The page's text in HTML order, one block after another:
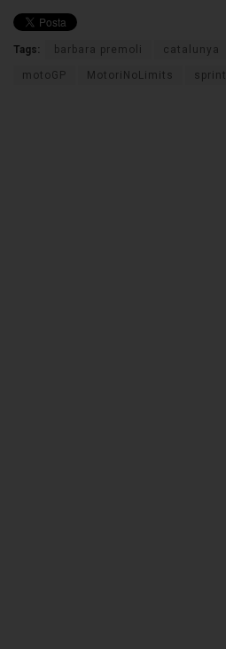
Tags: barbara premoli catalunya
motoGP MotoriNoLimits sprint